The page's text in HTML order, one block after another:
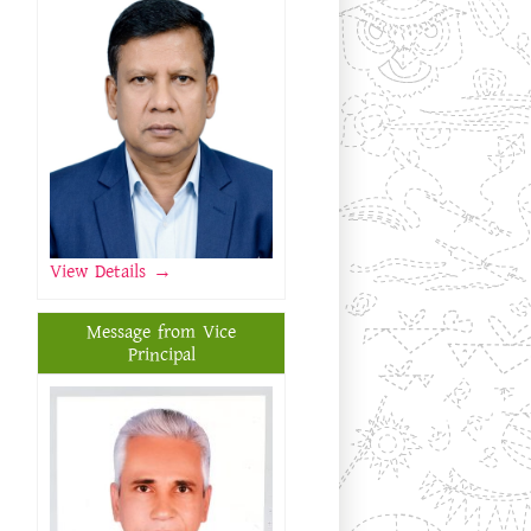
View Details →
Message from Vice
Principal